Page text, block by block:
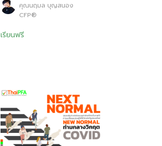
คุณนฤมล บุญสนอง
CFP®
เรียนฟรี